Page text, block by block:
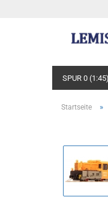
SPUR 0 (1:45)
Startseite »